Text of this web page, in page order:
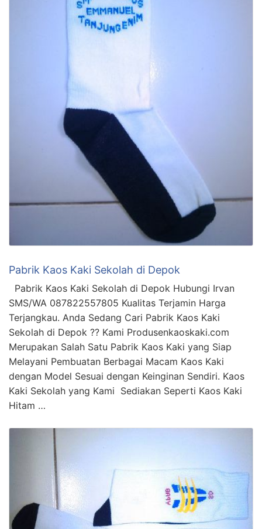
Pabrik Kaos Kaki Sekolah di Depok
Pabrik Kaos Kaki Sekolah di Depok Hubungi Irvan
SMS/WA 087822557805 Kualitas Terjamin Harga
Terjangkau. Anda Sedang Cari Pabrik Kaos Kaki
Sekolah di Depok ?? Kami Produsenkaoskaki.com
Merupakan Salah Satu Pabrik Kaos Kaki yang Siap
Melayani Pembuatan Berbagai Macam Kaos Kaki
dengan Model Sesuai dengan Keinginan Sendiri. Kaos
Kaki Sekolah yang Kami Sediakan Seperti Kaos Kaki
Hitam …